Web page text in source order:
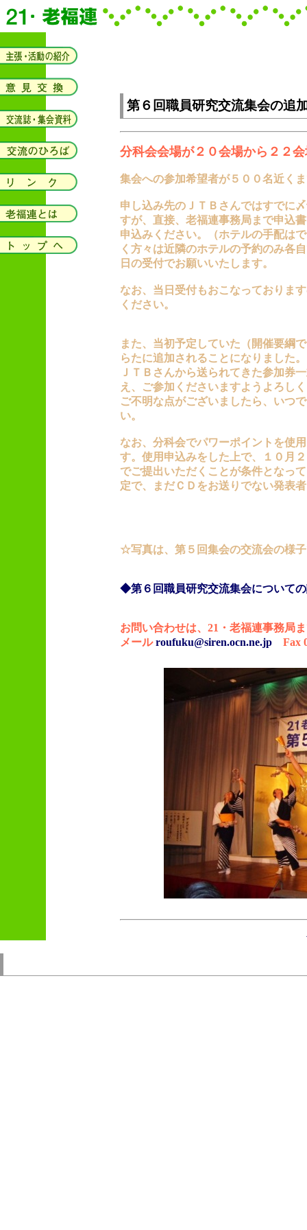
第６回職員研究交流集会の追
分科会会場が２０会場から２２
集会への参加希望者が５００名近く
申し込み先のＪＴＢさんではすでに
すが、直接、老福連事務局まで申込
申込みください。（ホテルの手配は
く方々は近隣のホテルの予約のみ各
日の受付でお願いいたします。
なお、当日受付もおこなっておりま
ください。
また、当初予定していた（開催要綱
らたに追加されることになりました。
ＪＴＢさんから送られてきた参加券
え、ご参加くださいますようよろし
ご不明な点がございましたら、いつ
い。
なお、分科会でパワーポイントを使
す。使用申込みをした上で、１０月
でご提出いただくことが条件となっ
定で、まだＣＤをお送りでない発表
☆写真は、第５回集会の交流会の様
◆第６回職員研究交流集会について
お問い合わせは、21・老福連事務局
メールroufuku@siren.ocn.ne.jp Fax